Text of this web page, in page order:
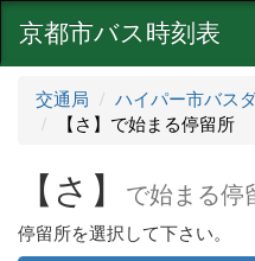
京都市バス時刻表
交通局 ハイパー市バス
【さ】で始まる停留所
【さ】 で始まる停
停留所を選択して下さい。